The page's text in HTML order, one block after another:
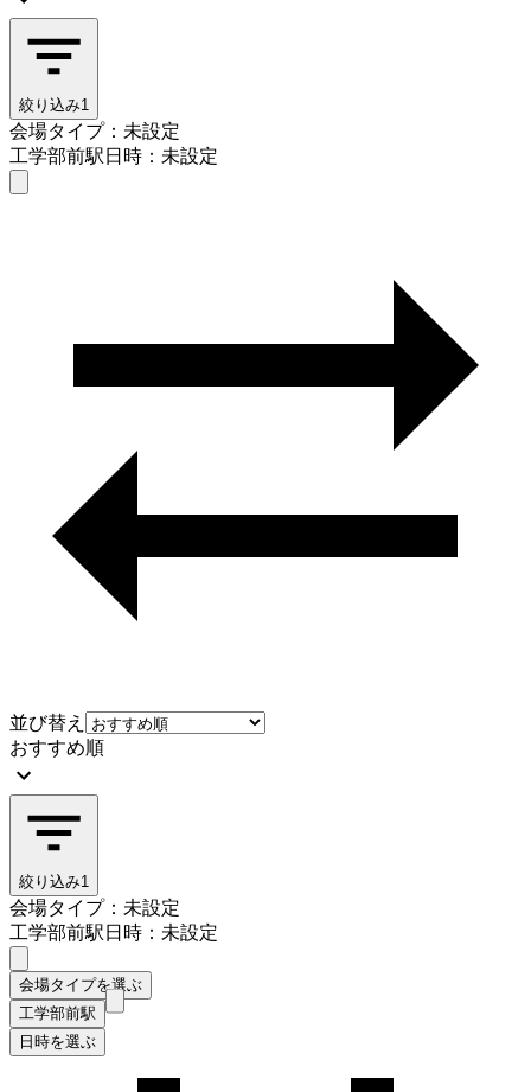
絞り込み1
会場タイプ：未設定
工学部前駅日時：未設定
並び替え
おすすめ順
絞り込み1
会場タイプ：未設定
工学部前駅日時：未設定
会場タイプを選ぶ
工学部前駅
日時を選ぶ